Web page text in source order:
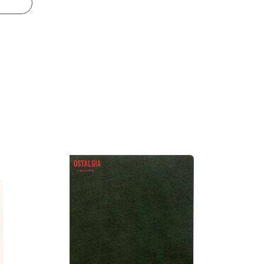
Piotrowska explora el pasado
la ansiedad y la tensión